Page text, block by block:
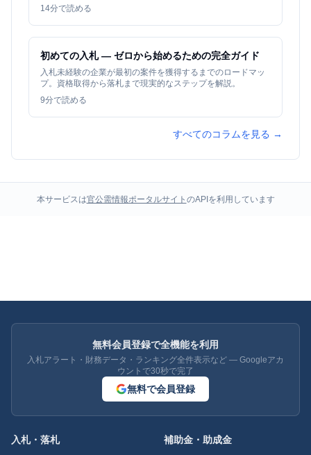
14分で読める
初めての入札 — ゼロから始めるための完全ガイド
入札未経験の企業が最初の案件を獲得するまでのロードマッ
プ。資格取得から落札まで現実的なステップを解説。
9分で読める
すべてのコラムを見る →
本サービスは官公需情報ポータルサイト のAPIを利用しています
無料会員登録で全機能を利用
入札アラート・財務データ・ランキング全件表示など — Googleアカ
ウントで30秒で完了
無料で会員登録
入札・落札 補助金・助成金